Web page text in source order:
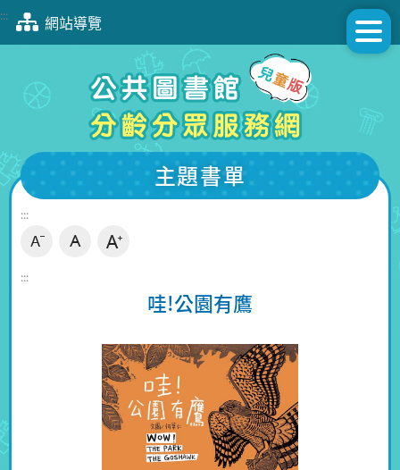
跳
塊
::: 網站導覽
主題書單
:::
:::
哇!公園有鷹